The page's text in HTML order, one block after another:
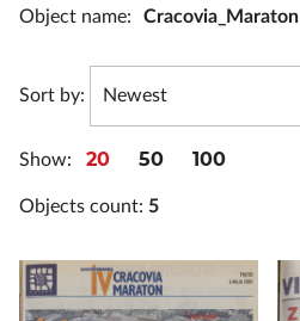
Object name: Cracovia_Maraton
Sort by: Newest
Show: 20 50 100
Objects count: 5